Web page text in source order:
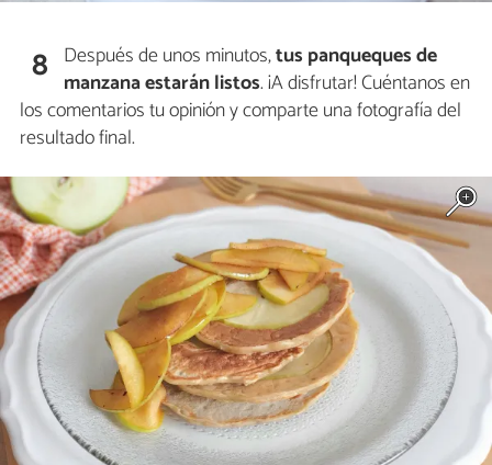
8 Después de unos minutos,tus panqueques de
manzana estarán listos. ¡A disfrutar! Cuéntanos en
los comentarios tu opinión y comparte una fotografía del
resultado final.